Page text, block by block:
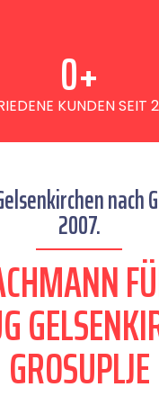
KUNDEN SEIT
0+
nach
2007.
GROSUPLJE